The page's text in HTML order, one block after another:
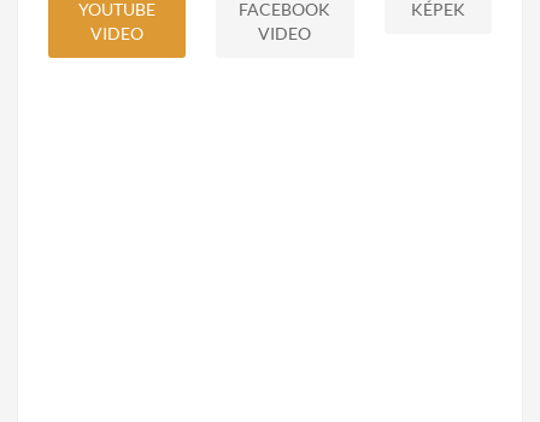
YOUTUBE
VIDEO
FACEBOOK
VIDEO
KÉPEK